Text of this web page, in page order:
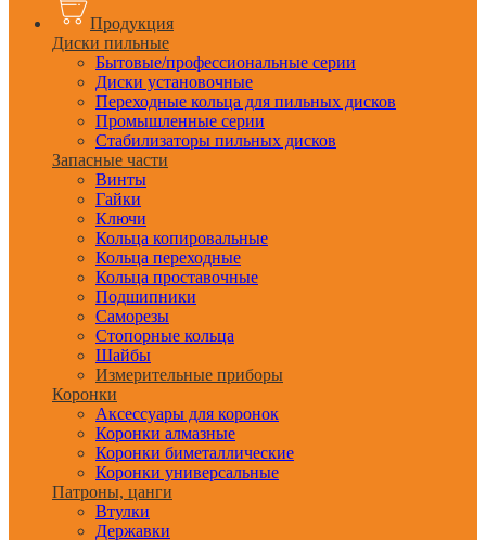
Продукция
Диски пильные
Бытовые/профессиональные серии
Диски установочные
Переходные кольца для пильных дисков
Промышленные серии
Стабилизаторы пильных дисков
Запасные части
Винты
Гайки
Ключи
Кольца копировальные
Кольца переходные
Кольца проставочные
Подшипники
Саморезы
Стопорные кольца
Шайбы
Измерительные приборы
Коронки
Аксессуары для коронок
Коронки алмазные
Коронки биметаллические
Коронки универсальные
Патроны, цанги
Втулки
Державки